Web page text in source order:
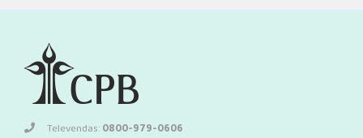
Televendas:0800-979-0606